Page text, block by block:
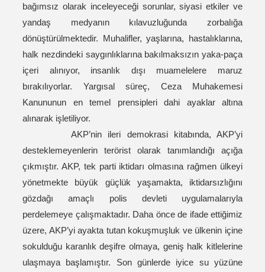
bağımsız olarak inceleyeceği sorunlar, siyasi etkiler ve
yandaş medyanın kılavuzluğunda zorbalığa
dönüştürülmektedir. Muhalifler, yaşlarına, hastalıklarına,
halk nezdindeki saygınlıklarına bakılmaksızın yaka-paça
içeri alınıyor, insanlık dışı muamelelere maruz
bırakılıyorlar. Yargısal süreç, Ceza Muhakemesi
Kanununun en temel prensipleri dahi ayaklar altına
alınarak işletiliyor.
AKP’nin ileri demokrasi kitabında, AKP’yi
desteklemeyenlerin terörist olarak tanımlandığı açığa
çıkmıştır. AKP, tek parti iktidarı olmasına rağmen ülkeyi
yönetmekte büyük güçlük yaşamakta, iktidarsızlığını
gözdağı amaçlı polis devleti uygulamalarıyla
perdelemeye çalışmaktadır. Daha önce de ifade ettiğimiz
üzere, AKP’yi ayakta tutan kokuşmuşluk ve ülkenin içine
sokulduğu karanlık deşifre olmaya, geniş halk kitlelerine
ulaşmaya başlamıştır. Son günlerde iyice su yüzüne